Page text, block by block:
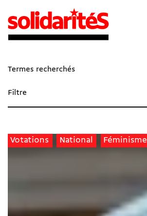
Termes recherchés
Filtre
Votations National Féminisme